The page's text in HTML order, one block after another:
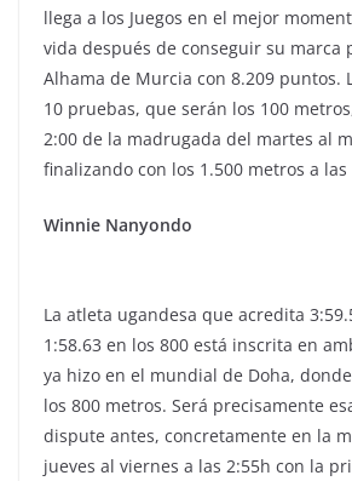
llega a los Juegos en el mejor
vida después de conseguir su marca
Alhama de Murcia con 8.209 puntos.
10 pruebas, que serán los 100
2:00 de la madrugada del martes al
finalizando con los 1.500 metros a las
Winnie Nanyondo
La atleta ugandesa que acredita
1:58.63 en los 800 está inscrita en
ya hizo en el mundial de Doha,
los 800 metros. Será precisamente
dispute antes, concretamente en la
jueves al viernes a las 2:55h con la